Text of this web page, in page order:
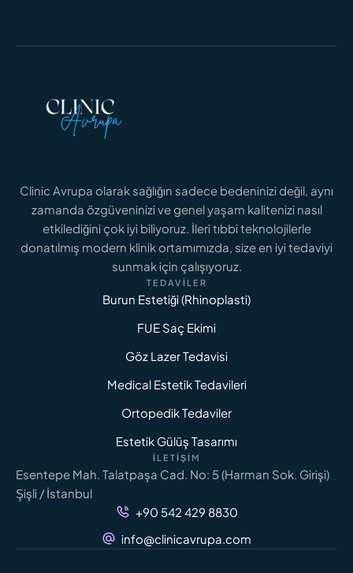
Clinic Avrupa olarak sağlığın sadece bedeninizi değil, aynı
zamanda özgüveninizi ve genel yaşam kalitenizi nasıl
etkilediğini çok iyi biliyoruz. İleri tıbbi teknolojilerle
donatılmış modern klinik ortamımızda, size en iyi tedaviyi
sunmak için çalışıyoruz.
TEDAVILER
Burun Estetiği (Rhinoplasti)
FUE Saç Ekimi
Göz Lazer Tedavisi
Medical Estetik Tedavileri
Ortopedik Tedaviler
Estetik Gülüş Tasarımı
İLETIŞIM
Esentepe Mah. Talatpaşa Cad. No: 5 (Harman Sok. Girişi)
Şişli / İstanbul
+90 542 429 8830
info@clinicavrupa.com